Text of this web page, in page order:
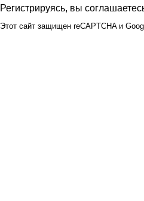
Регистрируясь, вы
Этот сайт защищен reCAPTCHA и